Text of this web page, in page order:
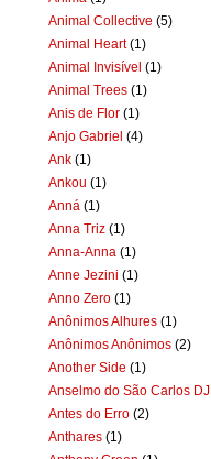
Animal Collective (5)
Animal Heart (1)
Animal Invisível (1)
Animal Trees (1)
Anis de Flor (1)
Anjo Gabriel (4)
Ank (1)
Ankou (1)
Anná (1)
Anna Triz (1)
Anna-Anna (1)
Anne Jezini (1)
Anno Zero (1)
Anônimos Alhures (1)
Anônimos Anônimos (2)
Another Side (1)
Anselmo do São Carlos DJ
Antes do Erro (2)
Anthares (1)